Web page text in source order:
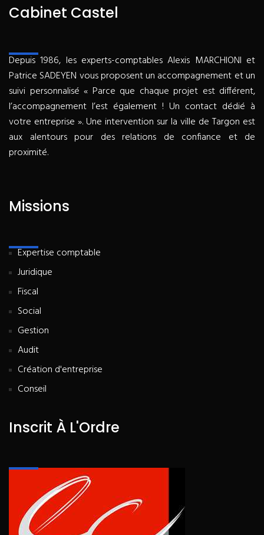
Cabinet Castel
Depuis 1986, les experts-comptables Alexis MARCHIONI et
Patrice SADEYEN vous proposent un accompagnement et un
suivi personnalisé « Parce que chaque projet est différent,
l’accompagnement l’est également ! Un contact dédié à
votre entreprise ». Une intervention sur la ville de Targon est
aux alentours pour des relations de confiance et de
proximité.
Missions
Expertise comptable
Juridique
Fiscal
Social
Gestion
Audit
Création d'entreprise
Conseil
Inscrit À L'Ordre